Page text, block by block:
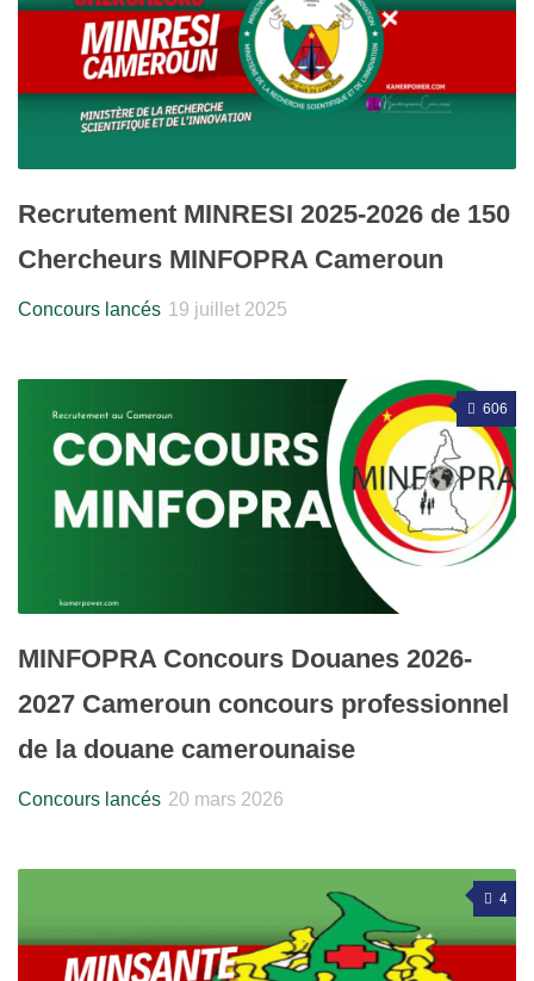
Recrutement MINRESI 2025-2026 de 150
Chercheurs MINFOPRA Cameroun
Concours lancés 19 juillet 2025
606
MINFOPRA Concours Douanes 2026-
2027 Cameroun concours professionnel
de la douane camerounaise
Concours lancés 20 mars 2026
4